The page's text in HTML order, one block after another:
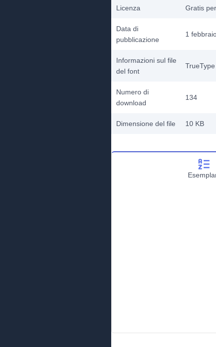
Licenza Gratis
Data di
pubblicazione
1
Informazioni sul file
del font
Numero di
download
134
Dimensione del file 10 KB